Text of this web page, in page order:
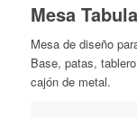
Mesa Tabula
Mesa de diseño
Base, patas,
cajón de metal.